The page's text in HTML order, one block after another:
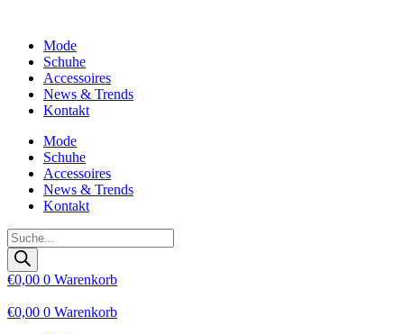
wechselnMode
Schuhe
Accessoires
News & Trends
Kontakt
Mode
Schuhe
Accessoires
News & Trends
Kontakt
Products
search
€0,00 0 Warenkorb
€0,00 0 Warenkorb